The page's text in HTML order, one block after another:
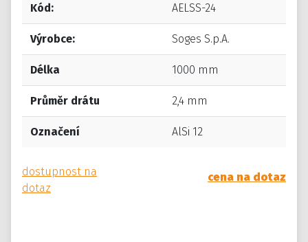
Kód: AELSS-24
Výrobce: Soges S.p.A.
Délka 1000 mm
Průměr drátu 2,4 mm
Označení AlSi 12
dostupnost na
dotaz
cena na dotaz